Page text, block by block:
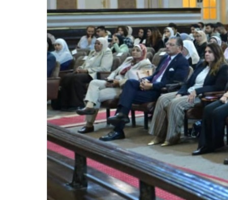
الأقسام العلمية
الإجتماع الريفي والإرشاد الزراعي
الأراضى
الإقتصاد الزراعى
الألـــبان
أمراض النبات
الإنتاج الحيواني
بساتين الزينة
بساتين الفاكهة
الحشرات الإقتصادية والمبيدات
الحيوان والنيماتولوجيا الزراعية
الخضر
الصناعات الغذائية
الكيميـــاء الحيوية
النبات الزراعى